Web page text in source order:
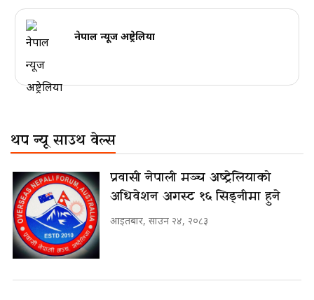
नेपाल न्यूज अष्ट्रेलिया
थप न्यू साउथ वेल्स
प्रवासी नेपाली मञ्च अष्ट्रेलियाको
अधिवेशन अगस्ट १६ सिड्नीमा हुने
आइतबार, साउन २४, २०८३